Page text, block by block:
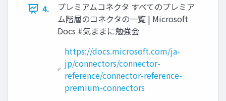
4.
プレミアムコネクタ すべてのプレミア
ム階層のコネクタの一覧 | Microsoft
Docs #気ままに勉強会
https://docs.microsoft.com/ja-
jp/connectors/connector-
reference/connector-reference-
premium-connectors